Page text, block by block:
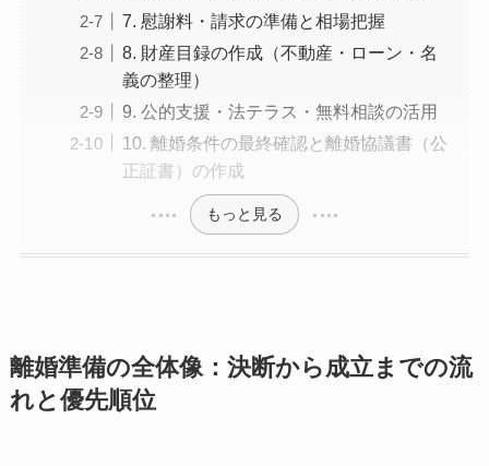
7. 慰謝料・請求の準備と相場把握
8. 財産目録の作成（不動産・ローン・名
義の整理）
9. 公的支援・法テラス・無料相談の活用
10. 離婚条件の最終確認と離婚協議書（公
正証書）の作成
もっと見る
離婚準備の全体像：決断から成立までの流
れと優先順位